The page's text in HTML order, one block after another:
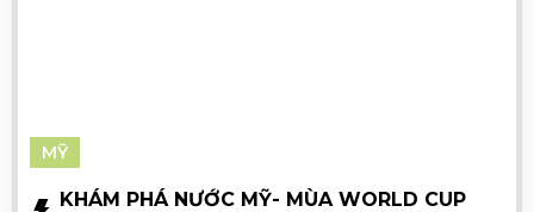
MỸ
KHÁM PHÁ NƯỚC MỸ- MÙA WORLD CUP